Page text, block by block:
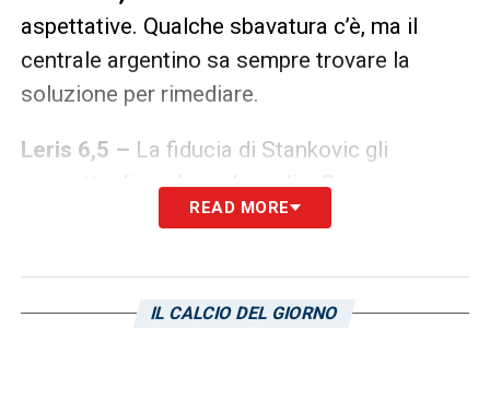
aspettative. Qualche sbavatura c’è, ma il
centrale argentino sa sempre trovare la
soluzione per rimediare.
Leris 6,5 – La fiducia di Stankovic gli
permette di rendere al meglio. Cerca spesso
la conclusione e crea particolari grattacapi a
Winks 6,5 – Sa come far girare il pallone, è
READ MORE
IL CALCIO DEL GIORNO